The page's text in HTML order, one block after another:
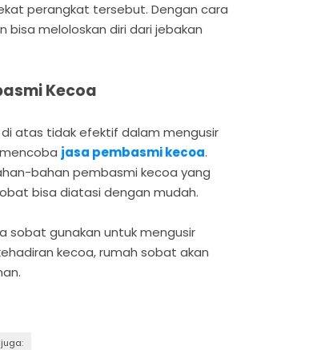
perangkat tersebut. Dengan cara
bisa meloloskan diri dari jebakan
Kecoa
atas tidak efektif dalam mengusir
jasa pembasmi kecoa.
bahan pembasmi kecoa yang
bisa diatasi dengan mudah.
sobat gunakan untuk mengusir
kecoa, rumah sobat akan